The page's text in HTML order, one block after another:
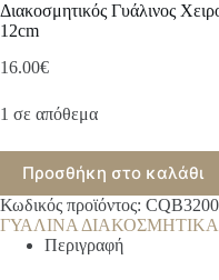
Διακοσμητικός Γυάλινος
12cm
16.00€
1 σε απόθεμα
Προσθήκη στο καλάθι
Κωδικός προϊόντος:
ΓΥΑΛΙΝΑ ΔΙΑΚΟΣΜΗΤΙΚΑ
Περιγραφή